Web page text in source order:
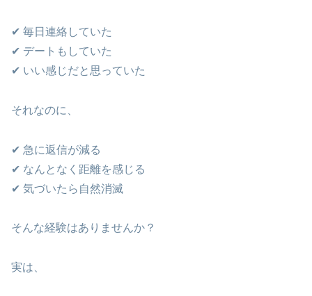
✔ 毎日連絡していた
✔ デートもしていた
✔ いい感じだと思っていた
それなのに、
✔ 急に返信が減る
✔ なんとなく距離を感じる
✔ 気づいたら自然消滅
そんな経験はありませんか？
実は、